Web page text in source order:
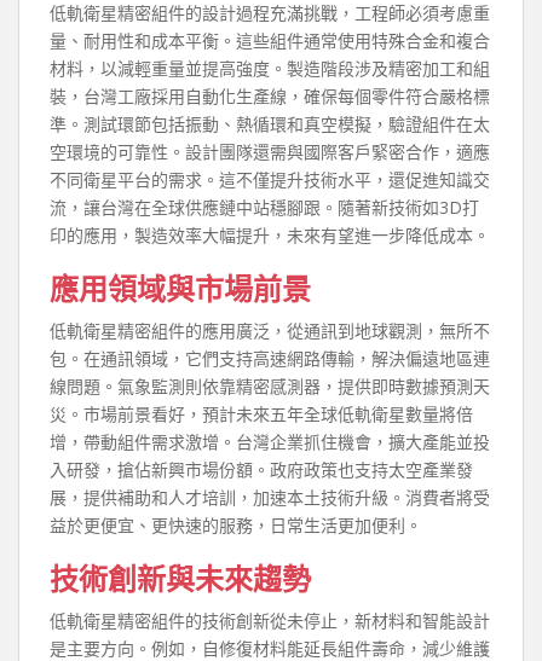
低軌衛星精密組件的設計過程充滿挑戰，工程師必須考慮重
量、耐用性和成本平衡。這些組件通常使用特殊合金和複合
材料，以減輕重量並提高強度。製造階段涉及精密加工和組
裝，台灣工廠採用自動化生產線，確保每個零件符合嚴格標
準。測試環節包括振動、熱循環和真空模擬，驗證組件在太
空環境的可靠性。設計團隊還需與國際客戶緊密合作，適應
不同衛星平台的需求。這不僅提升技術水平，還促進知識交
流，讓台灣在全球供應鏈中站穩腳跟。隨著新技術如3D打
印的應用，製造效率大幅提升，未來有望進一步降低成本。
應用領域與市場前景
低軌衛星精密組件的應用廣泛，從通訊到地球觀測，無所不
包。在通訊領域，它們支持高速網路傳輸，解決偏遠地區連
線問題。氣象監測則依靠精密感測器，提供即時數據預測天
災。市場前景看好，預計未來五年全球低軌衛星數量將倍
增，帶動組件需求激增。台灣企業抓住機會，擴大產能並投
入研發，搶佔新興市場份額。政府政策也支持太空產業發
展，提供補助和人才培訓，加速本土技術升級。消費者將受
益於更便宜、更快速的服務，日常生活更加便利。
技術創新與未來趨勢
低軌衛星精密組件的技術創新從未停止，新材料和智能設計
是主要方向。例如，自修復材料能延長組件壽命，減少維護